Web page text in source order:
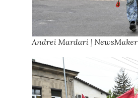
Andrei Mardari | NewsMaker